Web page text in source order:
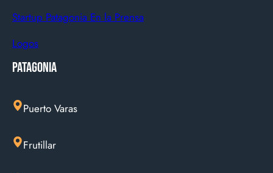
Startup Patagonia En la Prensa
Logos
Patagonia
Puerto Varas
Frutillar